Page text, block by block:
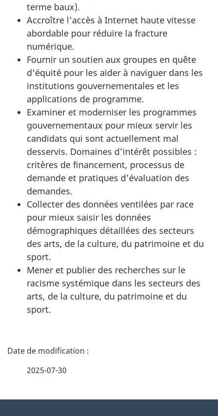
terme baux).
Accroître l'accès à Internet haute vitesse
abordable pour réduire la fracture
numérique.
Fournir un soutien aux groupes en quête
d'équité pour les aider à naviguer dans les
institutions gouvernementales et les
applications de programme.
Examiner et moderniser les programmes
gouvernementaux pour mieux servir les
candidats qui sont actuellement mal
desservis. Domaines d'intérêt possibles :
critères de financement, processus de
demande et pratiques d'évaluation des
demandes.
Collecter des données ventilées par race
pour mieux saisir les données
démographiques détaillées des secteurs
des arts, de la culture, du patrimoine et du
sport.
Mener et publier des recherches sur le
racisme systémique dans les secteurs des
arts, de la culture, du patrimoine et du
sport.
D
2025-07-30